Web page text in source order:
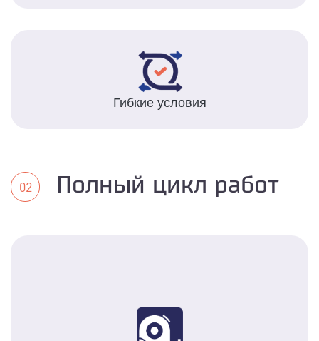
Гибкие условия
Полный цикл работ